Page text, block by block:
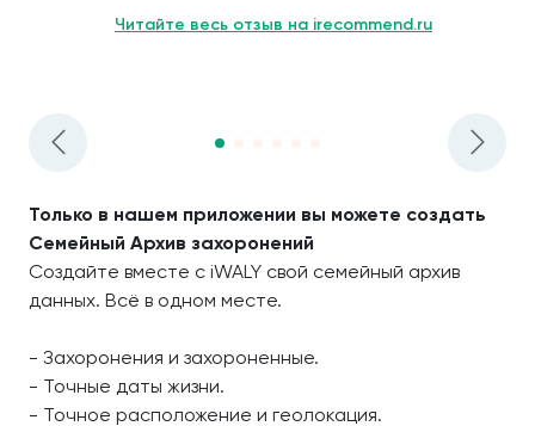
Читайте весь отзыв на irecommend.ru
Только в нашем приложении вы можете создать
Семейный Архив захоронений
Создайте вместе с iWALY свой семейный архив
данных. Всё в одном месте.
- Захоронения и захороненные.
- Точные даты жизни.
- Точное расположение и геолокация.